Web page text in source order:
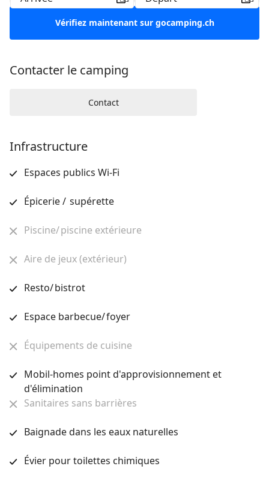
Contacter le camping
Contact
Infrastructure
Espaces publics Wi-Fi
Épicerie / supérette
Piscine/ piscine extérieure
Aire de jeux (extérieur)
Resto/ bistrot
Espace barbecue/ foyer
Équipements de cuisine
Mobil-homes point d'approvisionnement et
d'élimination
Sanitaires sans barrières
Baignade dans les eaux naturelles
Évier pour toilettes chimiques